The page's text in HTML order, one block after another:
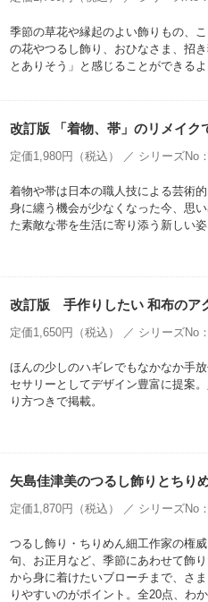
季節の草花や縁起のよい飾りもの、
の花やつるし飾り、おひなさま、招
とありそう」と感じることができる
改訂版 「着物、帯」のリメイク
定価1,980円（税込） ／ シリーズNo
着物や帯は日本の職人技による芸術
身に纏う機会が少なくなった今、思
た素敵な帯を生活に寄り添う新しい
改訂版 手作りしたい 和布のア
定価1,650円（税込） ／ シリーズNo
ほんの少しのハギレでもなかなか手
セサリーとしてデザイン豊富に提案
り方つきで掲載。
矢島佳津美のつるし飾りとちり
定価1,870円（税込） ／ シリーズNo
つるし飾り・ちりめん細工作家の権
句、お正月など、季節にあわせて飾
から身に着けたいブローチまで、さ
りやすいのがポイント。全20点、わ